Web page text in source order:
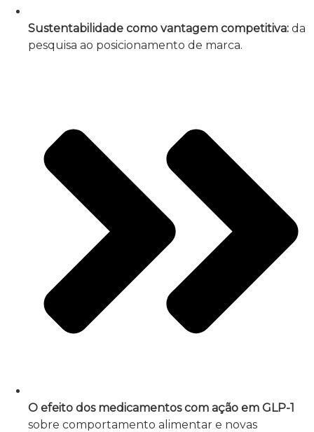
Sustentabilidade como vantagem competitiva: da
pesquisa ao posicionamento de marca.
O efeito dos medicamentos com ação em GLP-1
sobre comportamento alimentar e novas